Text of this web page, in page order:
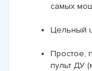
самых
Цельный
Простое,
пульт ДУ